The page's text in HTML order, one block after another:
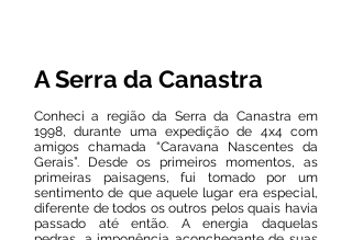
A Serra da Canastra
Conheci a região da Serra da Canastra em
1998, durante uma expedição de 4x4 com
amigos chamada “Caravana Nascentes da
Gerais”. Desde os primeiros momentos, as
primeiras paisagens, fui tomado por um
sentimento de que aquele lugar era especial,
diferente de todos os outros pelos quais havia
passado até então. A energia daquelas